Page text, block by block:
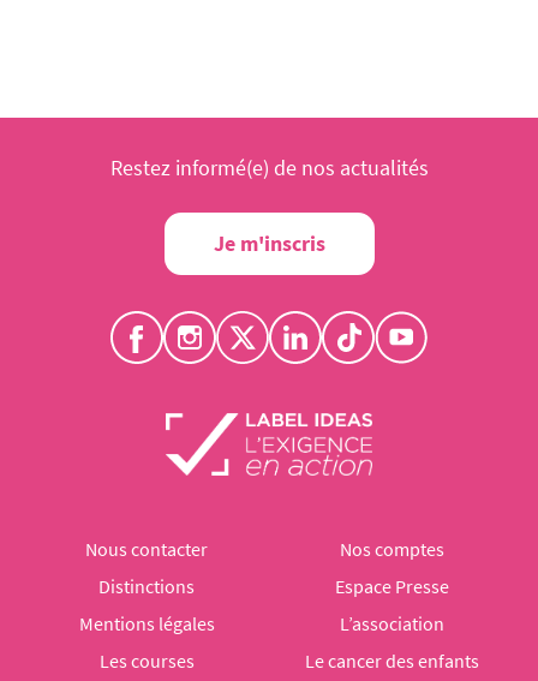
Restez informé(e) de nos actualités
Je m'inscris
Nous contacter
Nos comptes
Distinctions
Espace Presse
Mentions légales
L’association
Les courses
Le cancer des enfants